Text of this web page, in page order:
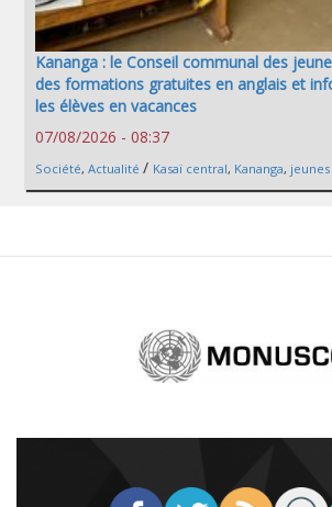
Kananga : le Conseil communal des
des formations gratuites en anglais et
les élèves en vacances
07/08/2026 - 08:37
Société, Actualité / Kasaï central, Kananga, jeunes